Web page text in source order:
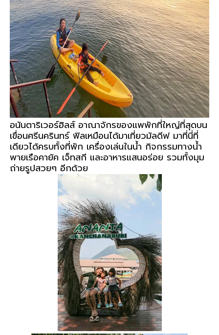
อนันตาริเวอร์ฮิลส์ อาณาจักรของแพพักที่ใหญ่ที่สุดบน
เขื่อนศรีนครินทร์ ฟิลเหมือนได้มาเที่ยวมัลดีฟ มาที่นี่ที่
เดียวได้ครบทั้งที่พัก เครื่องเล่นในน้ำ กิจกรรมทางน้ำ
พายเรือคายัค เจ็ทสกี และอาหารแสนอร่อย รวมทั้งมุม
ถ่ายรูปสวยๆ อีกด้วย